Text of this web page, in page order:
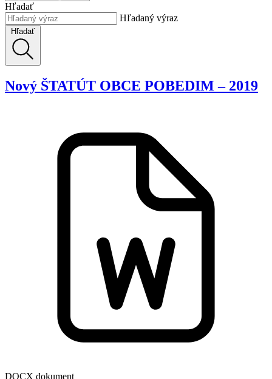
Hľadať
Hľadaný výraz
Hľadať
Nový ŠTATÚT OBCE POBEDIM – 2019
DOCX dokument